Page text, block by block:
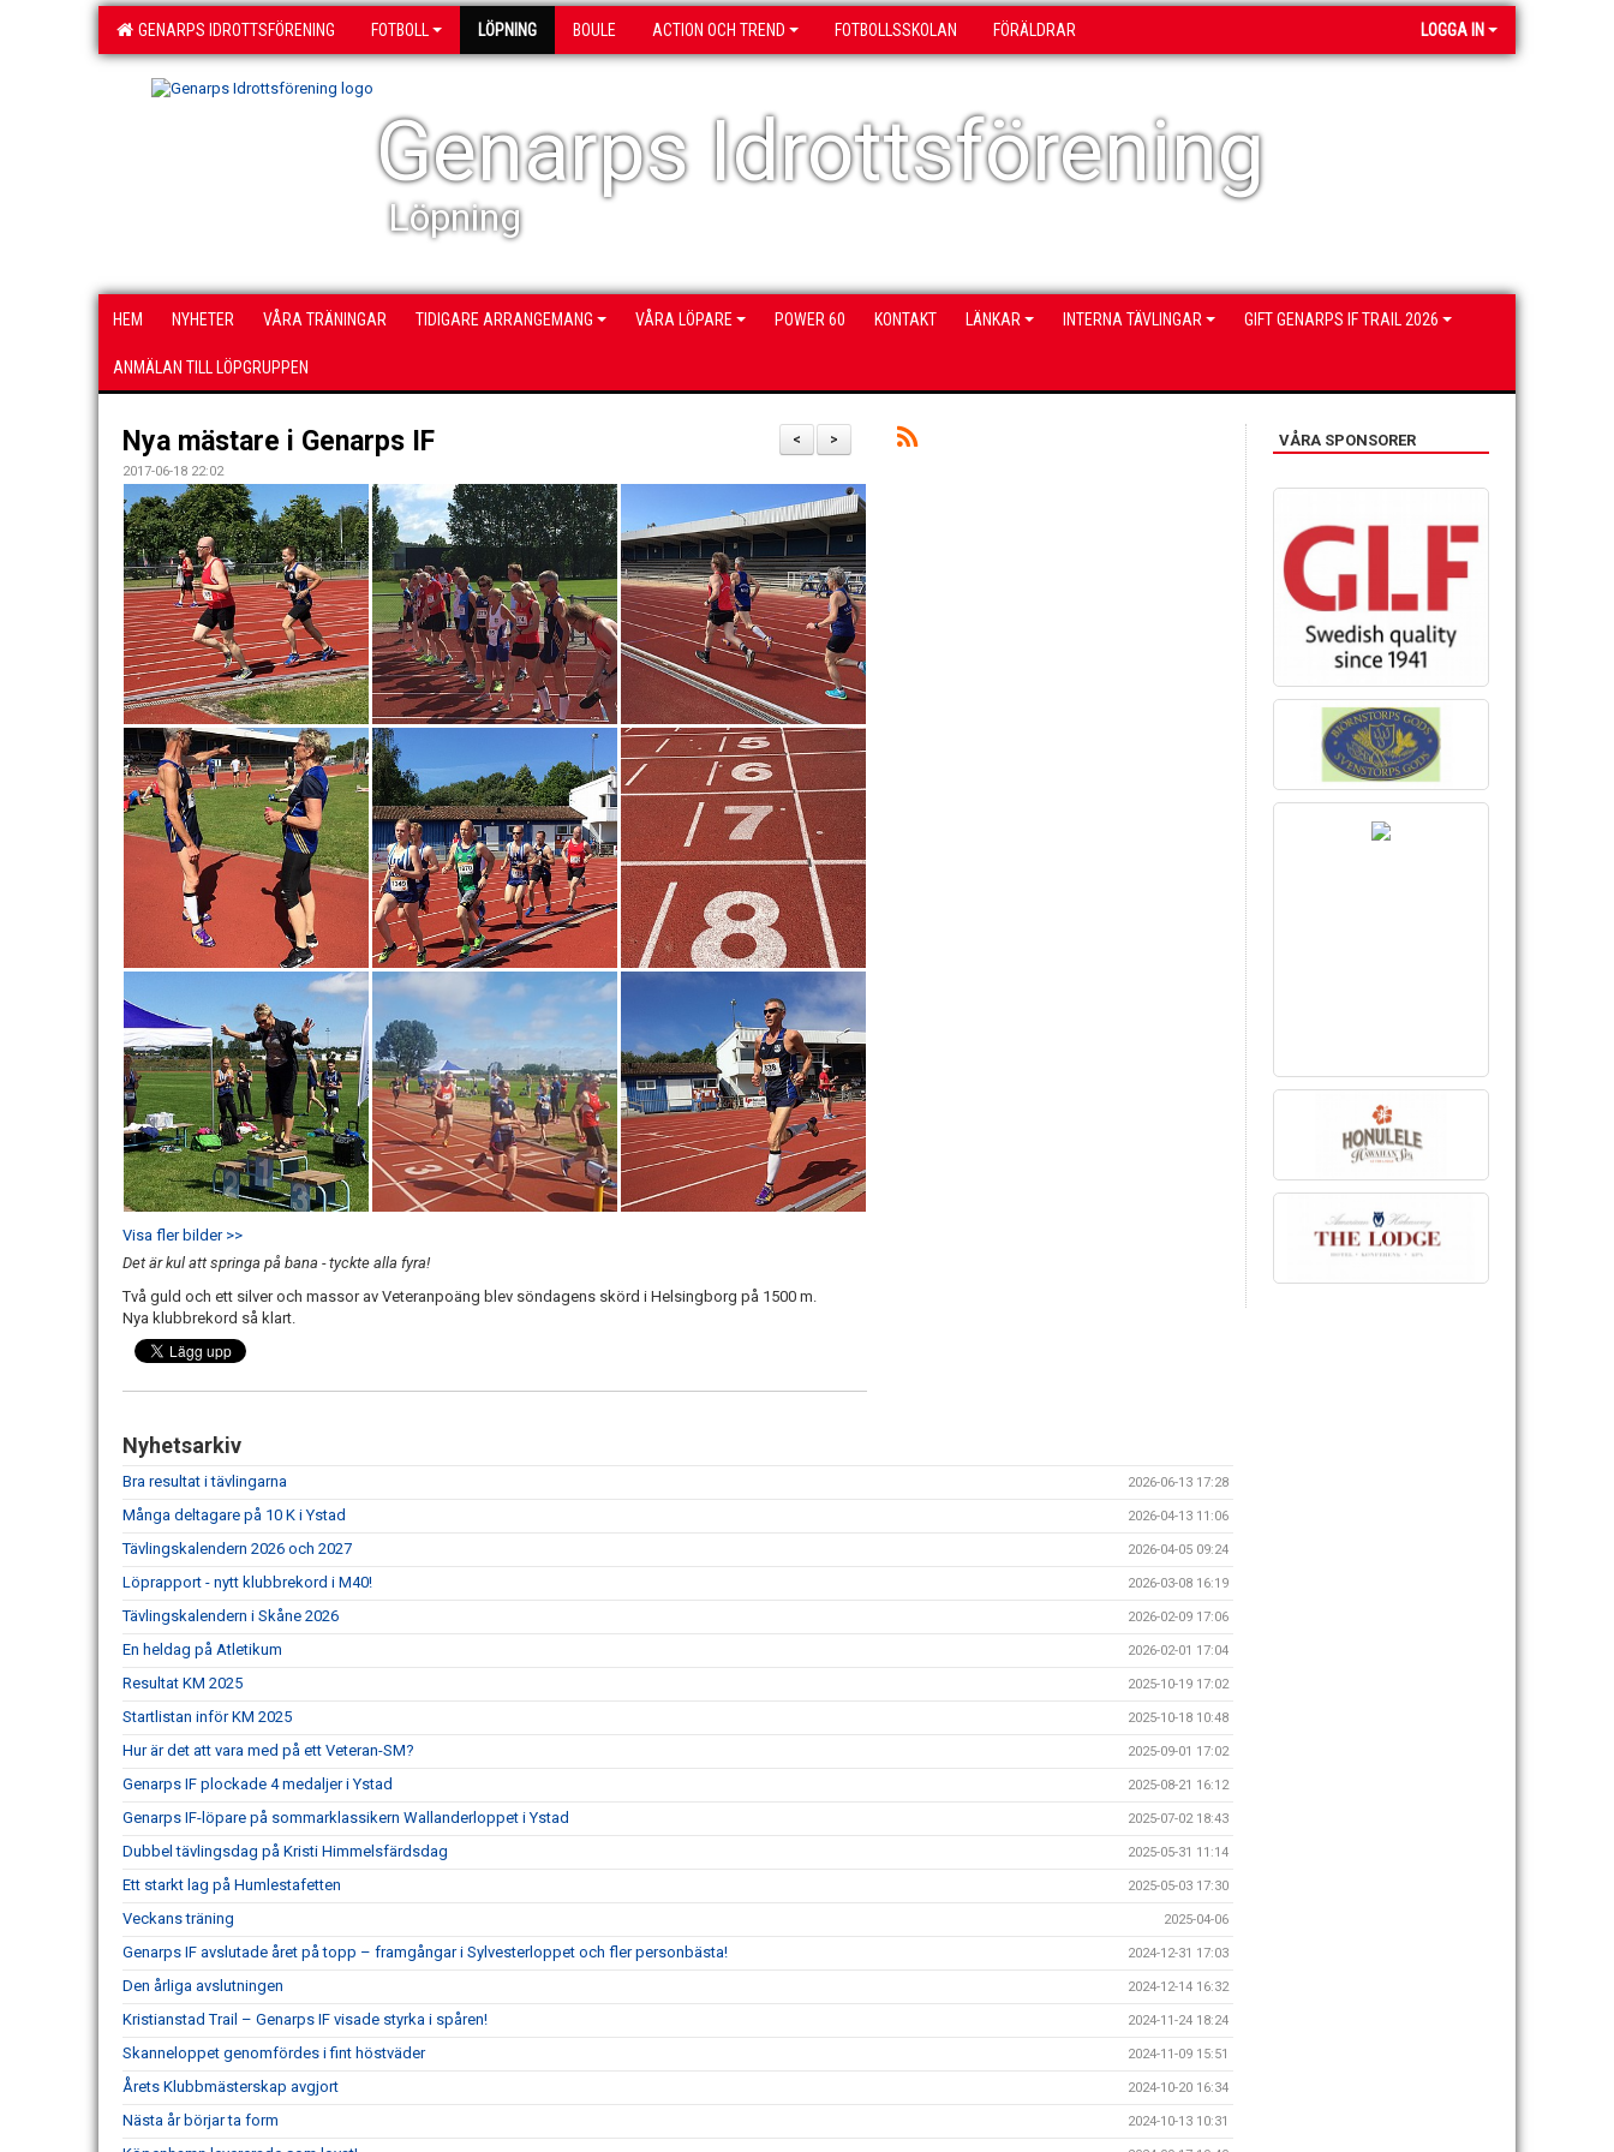
GENARPS IDROTTSFÖRENING FOTBOLL LÖPNING BOULE ACTION OCH TREND FOTBOLLSSKOLAN FÖRÄLDRAR LOGGA IN
Genarps Idrottsförening
Löpning
HEM NYHETER VÅRA TRÄNINGAR TIDIGARE ARRANGEMANG VÅRA LÖPARE POWER 60 KONTAKT LÄNKAR INTERNA TÄVLINGAR GIFT GENARPS IF TRAIL 2026
ANMÄLAN TILL LÖPGRUPPEN
>
<
Nya mästare i Genarps IF
2017-06-18 22:02
Visa fler bilder >>
Det är kul att springa på bana - tyckte alla fyra!
Två guld och ett silver och massor av Veteranpoäng blev söndagens skörd i Helsingborg på 1500 m.
Nya klubbrekord så klart.
Nyhetsarkiv
Bra resultat i tävlingarna 2026-06-13 17:28
Många deltagare på 10 K i Ystad 2026-04-13 11:06
Tävlingskalendern 2026 och 2027 2026-04-05 09:24
Löprapport - nytt klubbrekord i M40! 2026-03-08 16:19
Tävlingskalendern i Skåne 2026 2026-02-09 17:06
En heldag på Atletikum 2026-02-01 17:04
Resultat KM 2025 2025-10-19 17:02
Startlistan inför KM 2025 2025-10-18 10:48
Hur är det att vara med på ett Veteran-SM? 2025-09-01 17:02
Genarps IF plockade 4 medaljer i Ystad 2025-08-21 16:12
Genarps IF-löpare på sommarklassikern Wallanderloppet i Ystad 2025-07-02 18:43
Dubbel tävlingsdag på Kristi Himmelsfärdsdag 2025-05-31 11:14
Ett starkt lag på Humlestafetten 2025-05-03 17:30
Veckans träning 2025-04-06
Genarps IF avslutade året på topp – framgångar i Sylvesterloppet och fler personbästa! 2024-12-31 17:03
Den årliga avslutningen 2024-12-14 16:32
Kristianstad Trail – Genarps IF visade styrka i spåren! 2024-11-24 18:24
Skanneloppet genomfördes i fint höstväder 2024-11-09 15:51
Årets Klubbmästerskap avgjort 2024-10-20 16:34
Nästa år börjar ta form 2024-10-13 10:31
VÅRA SPONSORER